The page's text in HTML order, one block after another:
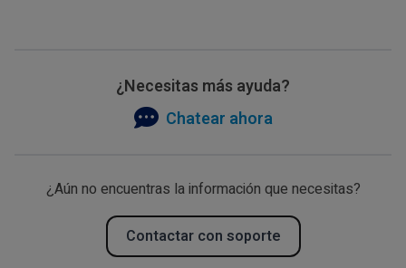
¿Necesitas más ayuda?
Chatear ahora
¿Aún no encuentras la información que necesitas?
Contactar con soporte